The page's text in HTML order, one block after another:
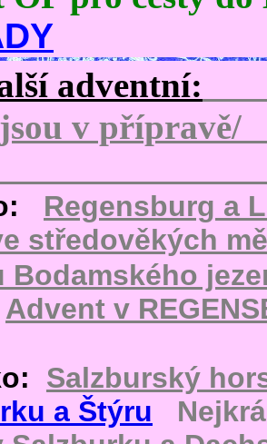
adventní:
Regensburg a
středověkých
Bodamského
Advent v
Salzburský
a Štýru